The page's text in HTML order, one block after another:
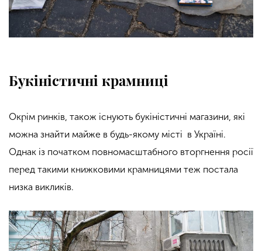
Букіністичні крамниці
Окрім ринків, також існують букіністичні магазини, які
можна знайти майже в будь-якому місті в Україні.
Однак із початком повномасштабного вторгнення росії
перед такими книжковими крамницями теж постала
низка викликів.